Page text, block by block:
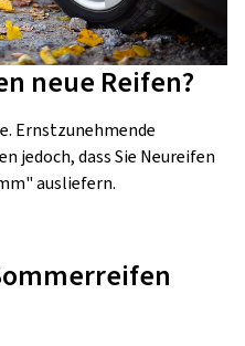
neue Reifen?
Ernstzunehmende
jedoch, dass Sie Neureifen
ausliefern.